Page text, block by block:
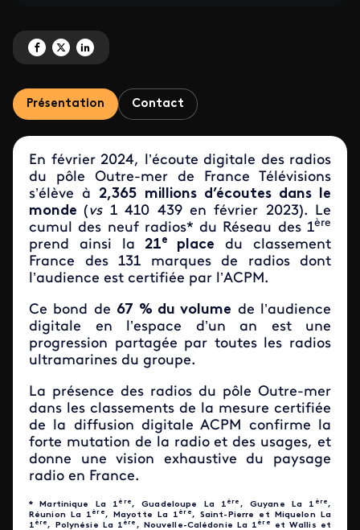
Partagez 'Les audiences digitales des radios ultramarines de France
Partagez 'Les audiences digitales des radios ultramarines de France
Partagez 'Les audiences digitales des radios ultramarines de
Présentation Contact
En février 2024, l’écoute digitale des radios
du pôle Outre-mer de France Télévisions
s’élève à2,365 millions d’écoutes dans le
monde(vs1 410 439 en février 2023). Le
cumul des neuf radios* du Réseau des 1ère
prend ainsi la 21e place du classement
France des 131 marques de radios dont
l’audience est certifiée par l’ACPM.
Ce bond de 67 % du volume de l’audience
digitale en l’espace d’un an est une
progression partagée par toutes les radios
ultramarines du groupe.
La présence des radios du pôle Outre-mer
dans les classements de la mesure certifiée
de la diffusion digitale ACPM confirme la
forte mutation de la radio et des usages, et
donne une vision exhaustive du paysage
radio en France.
* Martinique La 1 ère, Guadeloupe La 1 ère , Guyane La 1 ère,
Réunion La 1 ère, Mayotte La 1 ère, Saint-Pierre et Miquelon La
1 ère, Polynésie La 1 ère , Nouvelle-Calédonie La 1 ère
et Wallis et